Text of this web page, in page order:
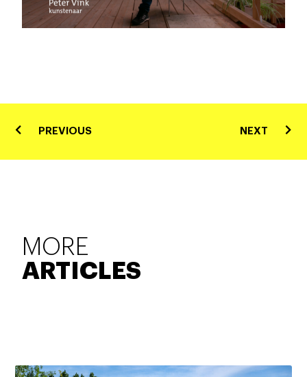
PREVIOUS NEXT
MORE
ARTICLES